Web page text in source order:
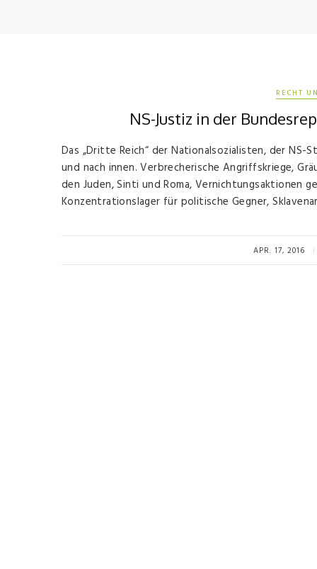
RECHT
NS-Justiz in der
Das „Dritte Reich“ der Nationalsozialisten, der
und nach innen. Verbrecherische Angriffskriege,
den Juden, Sinti und Roma, Vernichtungsaktionen
Konzentrationslager für politische Gegner,
APR. 17, 2016